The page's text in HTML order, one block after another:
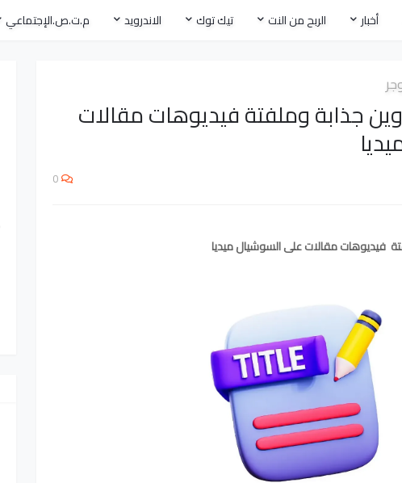
أخبار الربح من النت تيك توك الاندرويد م.ت.ص.الإجتماعي
جذابة وملفتة فيديوهات مقالات
0
فيديوهات مقالات على السوشيال ميديا